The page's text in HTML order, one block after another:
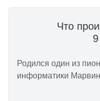
Что
Родился один из
информатики